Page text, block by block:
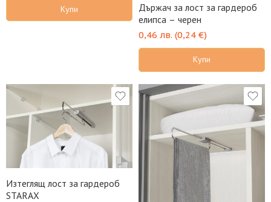
Купи
Държач за лост за гардероб
елипса – черен
0,46 лв. (0,24 €)
Купи
Изтеглящ лост за гардероб
STARAX